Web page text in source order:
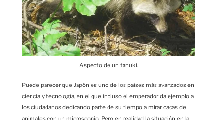
Aspecto de un tanuki.
Puede parecer que Japón es uno de los países más avanzados en
ciencia y tecnología, en el que incluso el emperador da ejemplo a
los ciudadanos dedicando parte de su tiempo a mirar cacas de
animales con un microscopio. Pero en realidad la situación en la